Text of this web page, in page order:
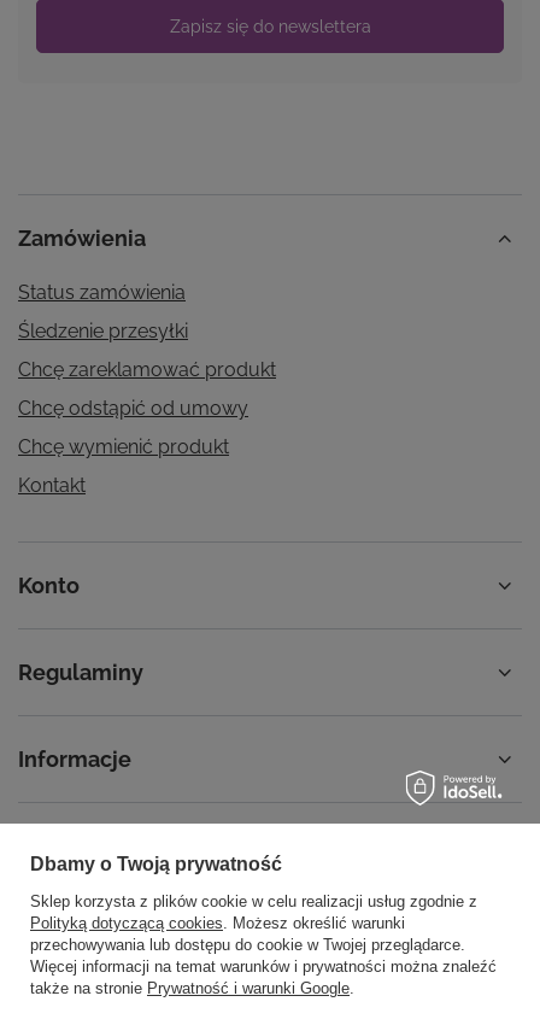
Zapisz się do newslettera
Zamówienia
Status zamówienia
Śledzenie przesyłki
Chcę zareklamować produkt
Chcę odstąpić od umowy
Chcę wymienić produkt
Kontakt
Konto
Regulaminy
Informacje
58 762 91 40
Poniedziałek - Piątek / 8:00 - 15:30
sklep@noyellow.pl
noyellow.pl,Wodnika 50,80-299Gdańsk
Dbamy o Twoją prywatność
Sklep korzysta z plików cookie w celu realizacji usług zgodnie z
Polityką dotyczącą cookies. Możesz określić warunki
przechowywania lub dostępu do cookie w Twojej przeglądarce.
Więcej informacji na temat warunków i prywatności można znaleźć
także na stronie Prywatność i warunki Google.